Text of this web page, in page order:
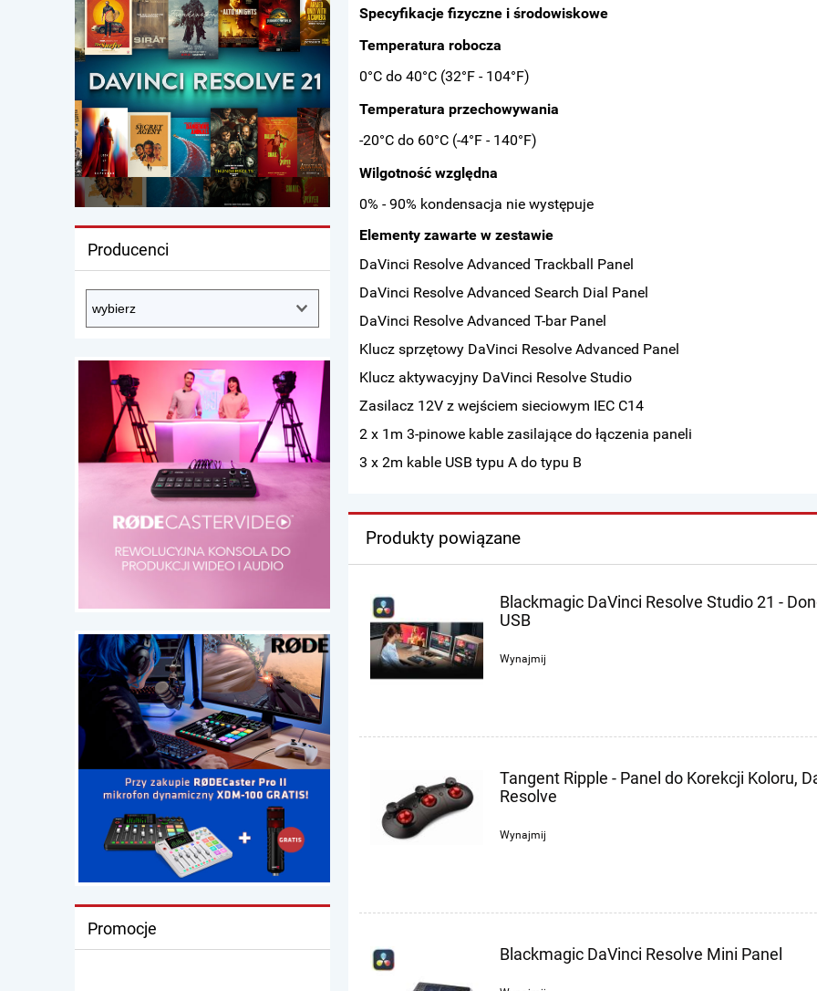
Producenci
Promocje
Specyfikacje fizyczne i środowiskowe
Temperatura robocza
0°C do 40°C (32°F - 104°F)
Temperatura przechowywania
-20°C do 60°C (-4°F - 140°F)
Wilgotność względna
0% - 90% kondensacja nie występuje
Elementy zawarte w zestawie
DaVinci Resolve Advanced Trackball Panel
DaVinci Resolve Advanced Search Dial Panel
DaVinci Resolve Advanced T-bar Panel
Klucz sprzętowy DaVinci Resolve Advanced Panel
Klucz aktywacyjny DaVinci Resolve Studio
Zasilacz 12V z wejściem sieciowym IEC C14
2 x 1m 3-pinowe kable zasilające do łączenia paneli
3 x 2m kable USB typu A do typu B
Produkty powiązane
Blackmagic DaVinci Resolve Studio 21 -
USB
Wynajmij
Tangent Ripple - Panel do Korekcji Koloru,
Resolve
Wynajmij
Blackmagic DaVinci Resolve Mini Panel